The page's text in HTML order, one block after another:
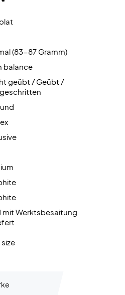
empfehlen wir eine
68 TX und 10,5 kg.
(83-87 Gramm)
balance
geübt / Geübt /
mit Werktsbesaitung